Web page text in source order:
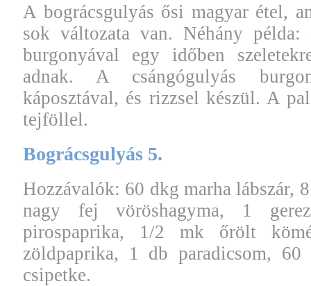
A bográcsgulyás ősi magyar étel,
sok változata van. Néhány példa:
burgonyával egy időben
adnak. A csángógulyás
káposztával, és rizzsel készül. A
tejföllel.
Bográcsgulyás 5.
Hozzávalók: 60 dkg marha lábszár,
nagy fej vöröshagyma, 1
pirospaprika, 1/2 mk őrölt
zöldpaprika, 1 db paradicsom,
csipetke.